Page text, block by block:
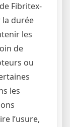
de Fibritex-
durée
les
de
ou
les
l’usure,